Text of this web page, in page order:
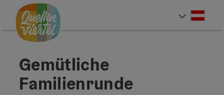
Zum Inhalt
Zur Navigation
Zum Seitenanfang
Gemütliche
Familienrunde